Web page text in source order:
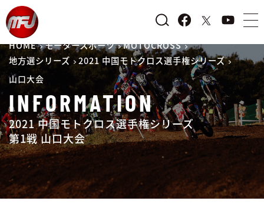
HOME モータースポーツ
MOTOCROSS
地方選シリーズ
2021 中国モトクロス選手権シリーズ
山口大会
INFORMATION
2021 中国モトクロス選手権シリーズ
第1戦 山口大会